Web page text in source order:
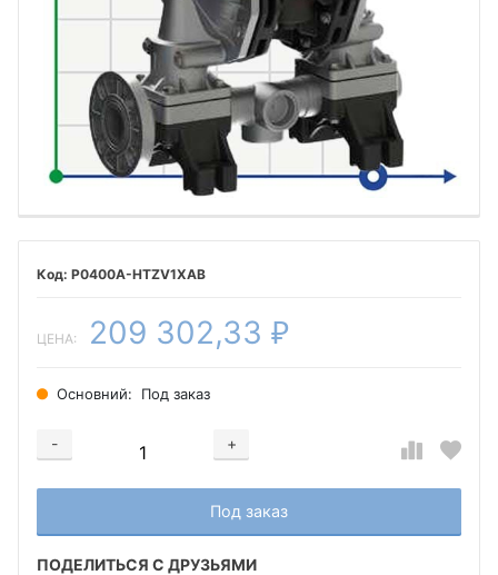
P0400A-HTZV1XAB
ЦЕНА: 209 302,33 ₽
Основний: Под заказ
-
+
Добавляется...
Под заказ
Добавлен
ПОДЕЛИТЬСЯ С ДРУЗЬЯМИ